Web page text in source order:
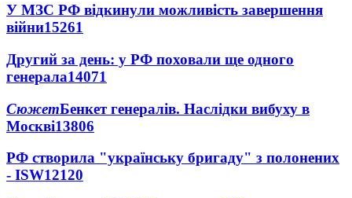
У МЗС РФ відкинули можливість завершення
війни15261
Другий за день: у РФ поховали ще одного
генерала14071
СюжетБенкет генералів. Наслідки вибуху в
Москві13806
РФ створила "українську бригаду" з полонених
- ISW12120